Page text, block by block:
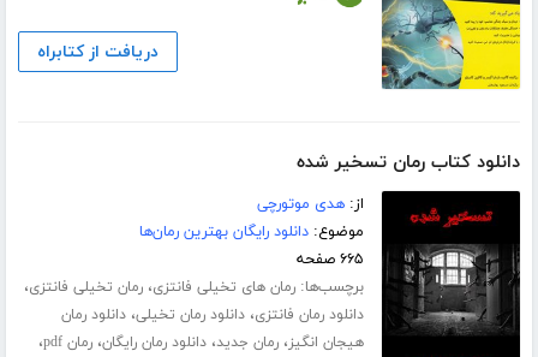
دریافت از کتابراه
دانلود کتاب رمان تسخیر شده
از:هدی موتورچی
موضوع:دانلود رایگان بهترین رمان‌ها
۶۶۵ صفحه
برچسب‌ها:رمان های تخیلی فانتزی،رمان تخیلی فانتزی،
دانلود رمان فانتزی،دانلود رمان تخیلی،دانلود رمان
هیجان انگیز،رمان جدید،دانلود رمان رایگان،رمان pdf ،